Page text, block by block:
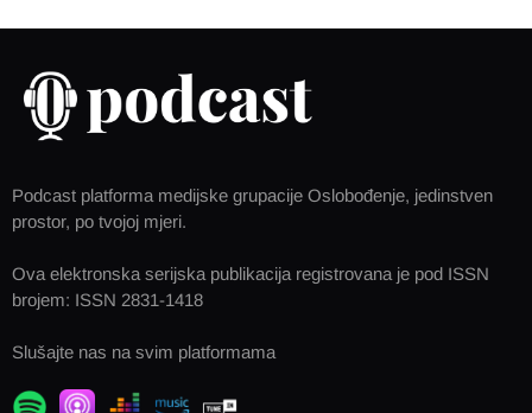
Podcast platforma medijske grupacije Oslobođenje, jedinstven
prostor, po tvojoj mjeri.
Ova elektronska serijska publikacija registrovana je pod ISSN
brojem: ISSN 2831-1418
Slušajte nas na svim platformama